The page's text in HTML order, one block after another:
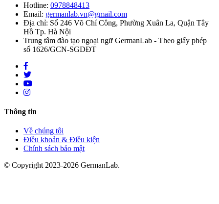
Hotline: 0978848413
Email: germanlab.vn@gmail.com
Địa chỉ: Số 246 Võ Chí Công, Phường Xuân La, Quận Tây
Hồ Tp. Hà Nội
Trung tâm đào tạo ngoại ngữ GermanLab - Theo giấy phép
số 1626/GCN-SGDĐT
Thông tin
Về chúng tôi
Điều khoản & Điều kiện
Chính sách bảo mật
© Copyright 2023-2026 GermanLab.